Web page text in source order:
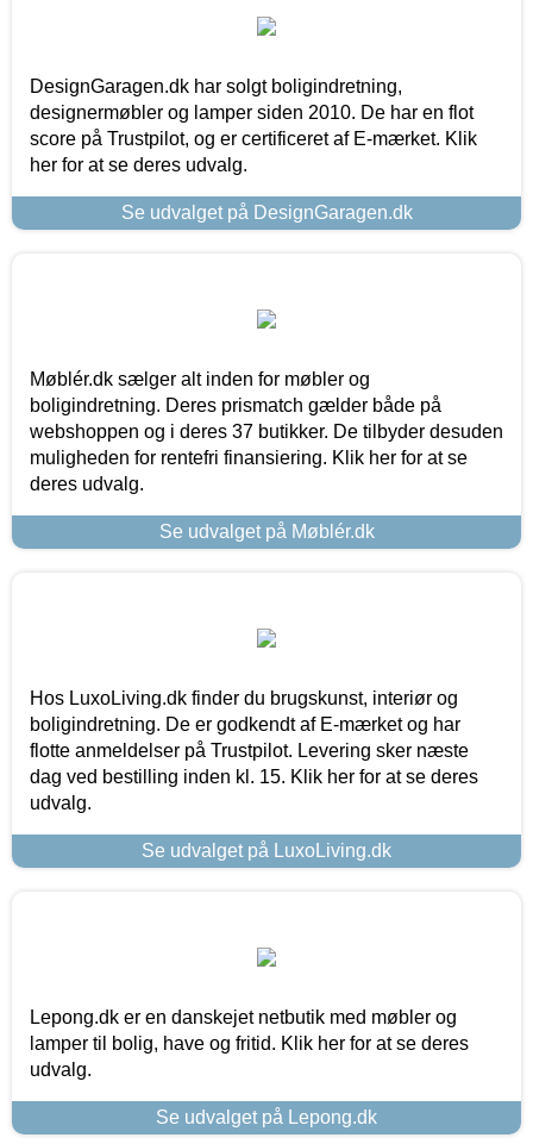
DesignGaragen.dk har solgt boligindretning,
designermøbler og lamper siden 2010. De har en flot
score på Trustpilot, og er certificeret af E-mærket. Klik
her for at se deres udvalg.
Se udvalget på DesignGaragen.dk
Møblér.dk sælger alt inden for møbler og
boligindretning. Deres prismatch gælder både på
webshoppen og i deres 37 butikker. De tilbyder desuden
muligheden for rentefri finansiering. Klik her for at se
deres udvalg.
Se udvalget på Møblér.dk
Hos LuxoLiving.dk finder du brugskunst, interiør og
boligindretning. De er godkendt af E-mærket og har
flotte anmeldelser på Trustpilot. Levering sker næste
dag ved bestilling inden kl. 15. Klik her for at se deres
udvalg.
Se udvalget på LuxoLiving.dk
Lepong.dk er en danskejet netbutik med møbler og
lamper til bolig, have og fritid. Klik her for at se deres
udvalg.
Se udvalget på Lepong.dk